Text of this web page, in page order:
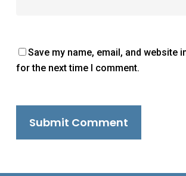
Save my name, email, and website
for the next time I comment.